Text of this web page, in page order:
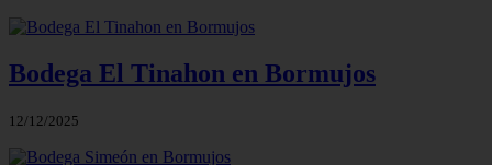
Bodega El Tinahon en Bormujos
12/12/2025